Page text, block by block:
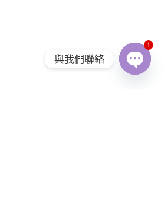
與我們聯絡
1